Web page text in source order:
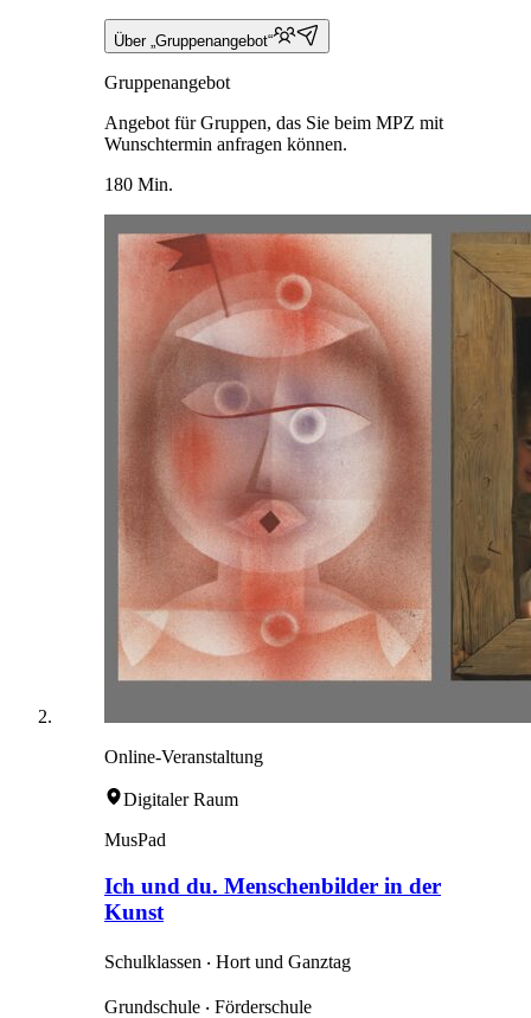
Über „Gruppenangebot“
Gruppenangebot
Angebot für Gruppen, das Sie beim MPZ mit
Wunschtermin anfragen können.
180 Min.
Online-Veranstaltung
Digitaler Raum
MusPad
Ich und du. Menschenbilder in der
Kunst
Schulklassen ‧ Hort und Ganztag
Grundschule ‧ Förderschule